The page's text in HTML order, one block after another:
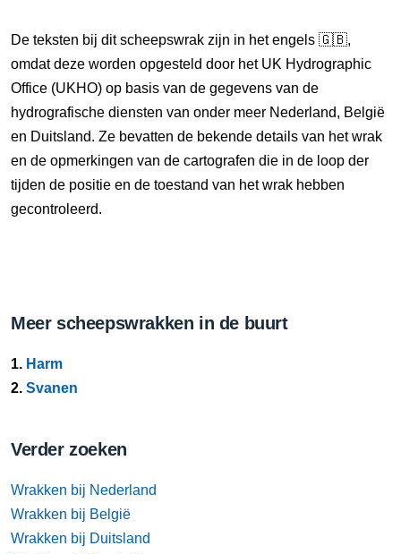
De teksten bij dit scheepswrak zijn in het engels 🇬🇧,
omdat deze worden opgesteld door het UK Hydrographic
Office (UKHO) op basis van de gegevens van de
hydrografische diensten van onder meer Nederland, België
en Duitsland. Ze bevatten de bekende details van het wrak
en de opmerkingen van de cartografen die in de loop der
tijden de positie en de toestand van het wrak hebben
gecontroleerd.
Meer scheepswrakken in de buurt
1. Harm
2. Svanen
Verder zoeken
Wrakken bij Nederland
Wrakken bij België
Wrakken bij Duitsland